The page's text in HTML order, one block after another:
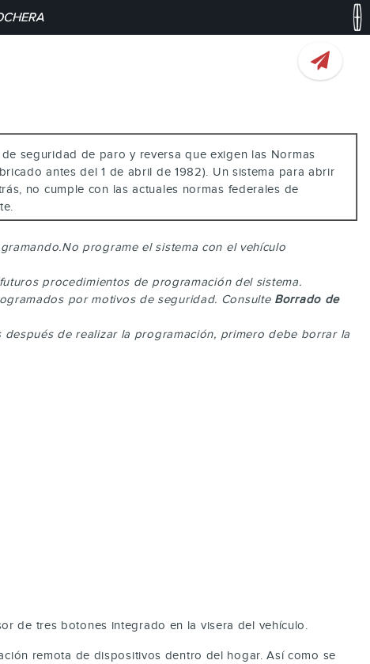
seguridad de paro y reversa que exigen las Normas
antes del 1 de abril de 1982). Un sistema para abrir
no cumple con las actuales normas federales de
programe el sistema con el vehículo
procedimientos de programación del sistema.
por motivos de seguridad. Consulte Borrado de
de realizar la programación, primero debe borrar la
de tres botones integrado en la visera del vehículo.
remota de dispositivos dentro del hogar. Así como se